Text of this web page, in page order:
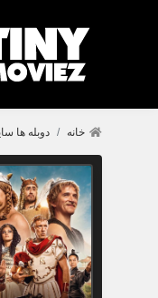
خانه دوبله ها